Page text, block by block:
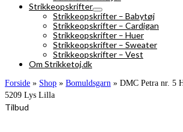
Strikkeopskrifter
Strikkeopskrifter – Babytøj
Strikkeopskrifter – Cardigan
Strikkeopskrifter – Huer
Strikkeopskrifter – Sweater
Strikkeopskrifter – Vest
Om Strikketoj.dk
Forside » Shop » Bomuldsgarn » DMC Petra nr. 5
5209 Lys Lilla
Tilbud